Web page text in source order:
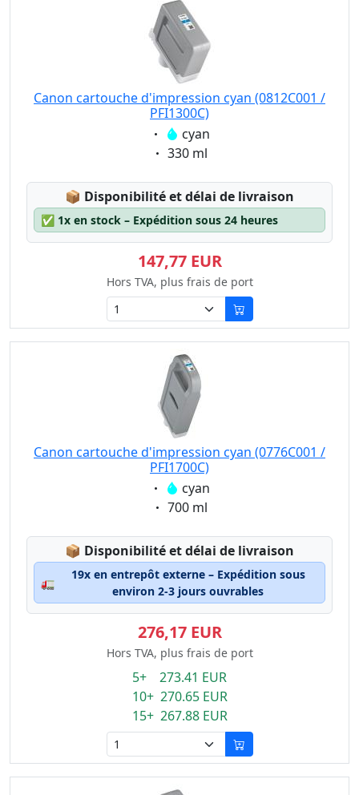
Canon cartouche d'impression cyan (0812C001 /
PFI1300C)
Eigenschaft:
cyan
Eigenschaft:
330 ml
📦 Lagerstatus:
Disponibilité et délai de livraison
✅ 1x en stock – Expédition sous 24 heures
147,77 EUR
Hors TVA, plus frais de port
Canon cartouche d'impression cyan (0776C001 /
PFI1700C)
Eigenschaft:
cyan
Eigenschaft:
700 ml
📦 Lagerstatus:
Disponibilité et délai de livraison
🚛
19x en entrepôt externe – Expédition sous
environ 2-3 jours ouvrables
276,17 EUR
Hors TVA, plus frais de port
5+ 273.41 EUR
10+ 270.65 EUR
15+ 267.88 EUR